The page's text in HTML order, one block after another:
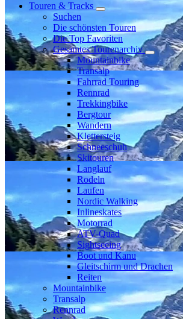
Touren & Tracks
Suchen
Die schönsten Touren
Die Top Favoriten
Gesamtes Tourenarchiv
Mountainbike
Transalp
Fahrrad Touring
Rennrad
Trekkingbike
Bergtour
Wandern
Klettersteig
Schneeschuh
Skitouren
Langlauf
Rodeln
Laufen
Nordic Walking
Inlineskates
Motorrad
ATV-Quad
Sightseeing
Boot und Kanu
Gleitschirm und Drachen
Reiten
Mountainbike
Transalp
Rennrad